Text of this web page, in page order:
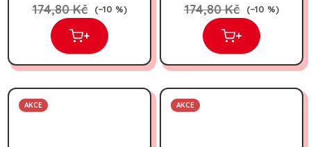
174,80 Kč (–10 %)
+
174,80 Kč (–10 %)
+
AKCE AKCE